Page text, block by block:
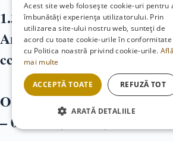
1.3 D Multijet
Anul de construcție 05.2011
ccm, 95 CP
OPEL Corsa D Hatchback
– 08.2014 , 95 CP)
Acest site web folosește cookie-uri pentru
îmbunătăți experiența utilizatorului. Prin
utilizarea site-ului nostru web, sunteți de
acord cu toate cookie-urile în conformitate
cu Politica noastră privind cookie-urile. Află
mai multe
ACCEPTĂ TOATE REFUZĂ TOT
ARATĂ DETALIILE